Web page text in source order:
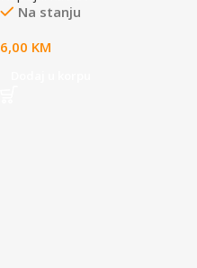
Na stanju
6,00 KM